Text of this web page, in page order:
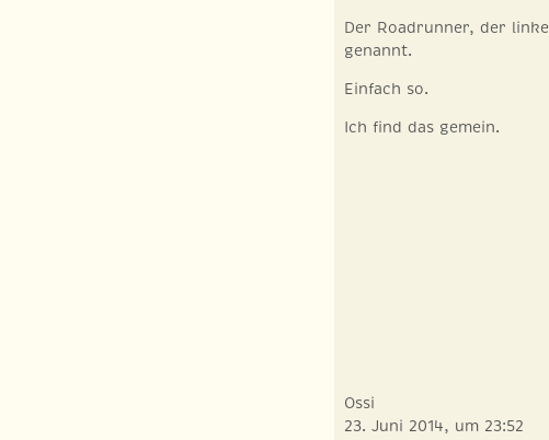
Der Roadrunner, der
genannt.
Einfach so.
Ich find das gemein.
Ossi
23. Juni 2014, um 23:52